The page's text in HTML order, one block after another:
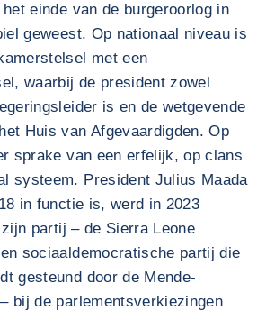
einde van de burgeroorlog in
geweest. Op nationaal niveau is
met een
waarbij de president zowel
is en de wetgevende
Huis van Afgevaardigden. Op
sprake van een erfelijk, op clans
systeem. President Julius Maada
in functie is, werd in 2023
partij – de Sierra Leone
sociaaldemocratische partij die
gesteund door de Mende-
bij de parlementsverkiezingen